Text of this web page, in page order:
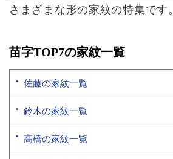
さまざまな形の家紋の特集です。
苗字TOP7の家紋一覧
佐藤の家紋一覧
鈴木の家紋一覧
高橋の家紋一覧